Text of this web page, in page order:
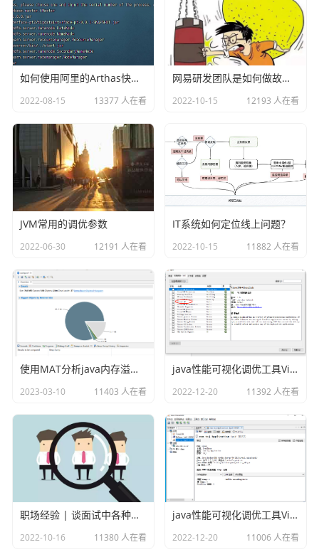
import com.baomidou.mybatisplus.annotation.TableI
d;
import com.baomidou.mybatisplus.annotation.TableL
ogic;
import com.baomidou.mybatisplus.annotation.TableN
ame;
import lombok.AllArgsConstructor;
import lombok.Data;
import lombok.EqualsAndHashCode;
import lombok.NoArgsConstructor;
import lombok.ToString;
@Data
@AllArgsConstructor
@EqualsAndHashCode
@ToString
@TableName("users")
public class UserDTO implements Serializable{
	private static final long serialVersionUI
D = -9062245231148549650L;
	@JSONField(serialize = false)
如何使用阿里的Arthas快速定位正在线上运行的程序问题
2022-08-15 13377 人在看
网易研发团队是如何做故障演练的？
2022-10-15 12193 人在看
JVM常用的调优参数
2022-06-30 12191 人在看
IT系统如何定位线上问题？
2022-10-15 11882 人在看
使用MAT分析java内存溢出的原因
2023-03-10 11403 人在看
java性能可视化调优工具VisualVM插件之Visual GC
2022-12-20 11392 人在看
职场经验 | 谈面试中各种各样的坑
2022-10-16 11380 人在看
java性能可视化调优工具VisualVM
2022-12-20 11006 人在看